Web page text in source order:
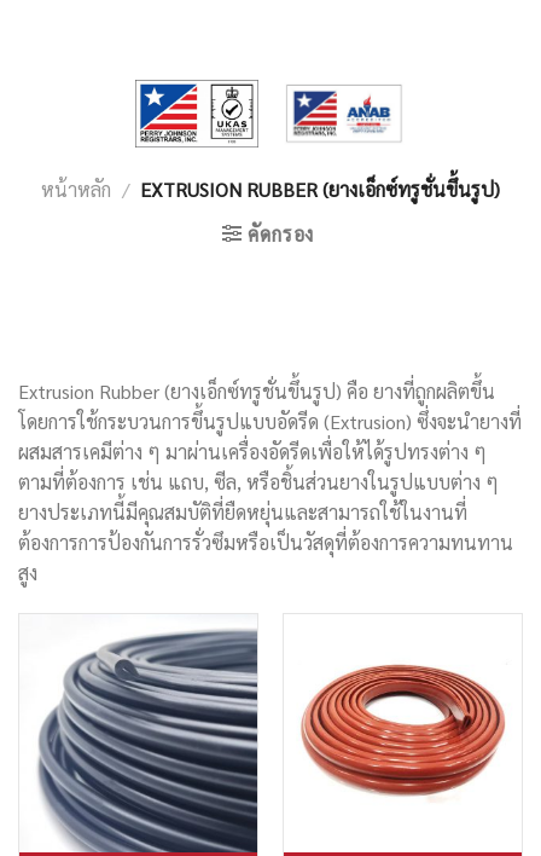
หน้าหลัก / EXTRUSION RUBBER (ยางเอ็กซ์ทรูชั่นขึ้นรูป)
คัดกรอง
Extrusion Rubber (ยางเอ็กซ์ทรูชั่นขึ้นรูป) คือ ยางที่ถูกผลิตขึ้น
โดยการใช้กระบวนการขึ้นรูปแบบอัดรีด (Extrusion) ซึ่งจะนำยางที่
ผสมสารเคมีต่าง ๆ มาผ่านเครื่องอัดรีดเพื่อให้ได้รูปทรงต่าง ๆ
ตามที่ต้องการ เช่น แถบ, ซีล, หรือชิ้นส่วนยางในรูปแบบต่าง ๆ
ยางประเภทนี้มีคุณสมบัติที่ยืดหยุ่นและสามารถใช้ในงานที่
ต้องการการป้องกันการรั่วซึมหรือเป็นวัสดุที่ต้องการความทนทาน
สูง